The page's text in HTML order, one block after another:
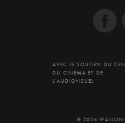
AVEC LE SOUTIEN DU
DU CINÉMA ET DE
L'AUDIOVISUEL
© 2026